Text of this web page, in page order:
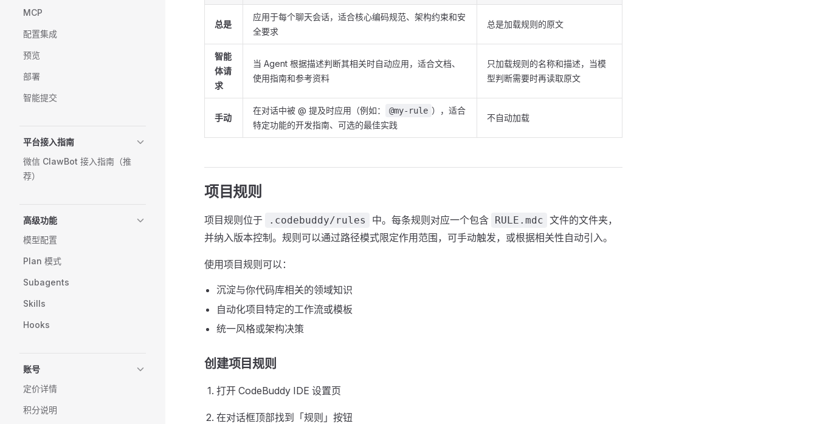
MCP
配置集成
预览
部署
智能提交
平台接入指南
微信 ClawBot 接入指南（推
荐）
高级功能
模型配置
Plan 模式
Subagents
Skills
Hooks
账号
定价详情
积分说明
总是
应用于每个聊天会话，适合核心编码规范、架构约束和安
全要求
总是加载规则的原文
智能
体请
求
当 Agent 根据描述判断其相关时自动应用，适合文档、
使用指南和参考资料
只加载规则的名称和描述，当模
型判断需要时再读取原文
手动
在对话中被 @ 提及时应用（例如： @my-rule ），适合
特定功能的开发指南、可选的最佳实践
不自动加载
项目规则
项目规则位于 .codebuddy/rules 中。每条规则对应一个包含 RULE.mdc 文件的文件夹，
并纳入版本控制。规则可以通过路径模式限定作用范围，可手动触发，或根据相关性自动引入。
使用项目规则可以：
沉淀与你代码库相关的领域知识
自动化项目特定的工作流或模板
统一风格或架构决策
创建项目规则
打开 CodeBuddy IDE 设置页
在对话框顶部找到「规则」按钮